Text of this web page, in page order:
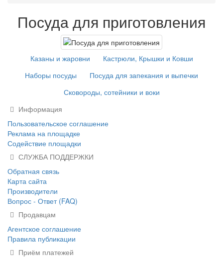
Посуда для приготовления
Казаны и жаровни
Кастрюли, Крышки и Ковши
Наборы посуды
Посуда для запекания и выпечки
Сковороды, сотейники и воки
Информация
Пользовательское соглашение
Реклама на площадке
Содействие площадки
СЛУЖБА ПОДДЕРЖКИ
Обратная связь
Карта сайта
Производители
Вопрос - Ответ (FAQ)
Продавцам
Агентское соглашение
Правила публикации
Приём платежей